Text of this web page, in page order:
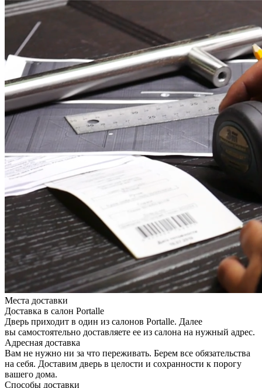
Места доставки
Доставка в салон Portalle
Дверь приходит в один из салонов Portalle. Далее
вы самостоятельно доставляете ее из салона на нужный адрес.
Адресная доставка
Вам не нужно ни за что переживать. Берем все обязательства
на себя. Доставим дверь в целости и сохранности к порогу
вашего дома.
Способы доставки